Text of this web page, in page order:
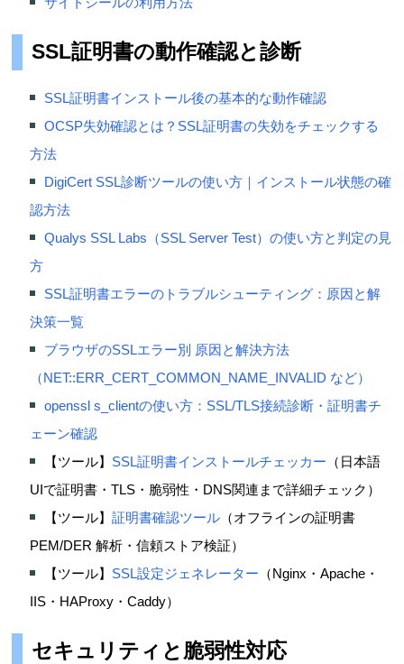
SSL証明書の動作確認と診断
SSL証明書インストール後の基本的な動作確認
OCSP失効確認とは？SSL証明書の失効をチェックする
方法
DigiCert SSL診断ツールの使い方｜インストール状態の確
認方法
Qualys SSL Labs（SSL Server Test）の使い方と判定の見
方
SSL証明書エラーのトラブルシューティング：原因と解
決策一覧
ブラウザのSSLエラー別 原因と解決方法
（NET::ERR_CERT_COMMON_NAME_INVALID など）
openssl s_clientの使い方：SSL/TLS接続診断・証明書チ
ェーン確認
【ツール】 SSL証明書インストールチェッカー （日本語
UIで証明書・TLS・脆弱性・DNS関連まで詳細チェック）
【ツール】証明書確認ツール （オフラインの証明書
PEM/DER 解析・信頼ストア検証）
【ツール】 SSL設定ジェネレーター （Nginx・Apache・
IIS・HAProxy・Caddy）
セキュリティと脆弱性対応